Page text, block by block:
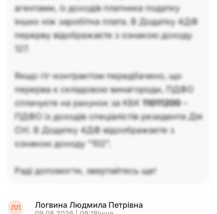
агентами, із доходів платника податку
інших ніж заробітна плата. В Додатку 4ДФ
перерву відображаєте з ознакою доходу
Якщо гіг-контрактом передбачено, що
перерва є складовою винагороди, ПДФО
сплачуєте на рахунок за КБК 11011200–
ПДФО із доходів спеціалістів резидента Дія
Сіті. В Додатку 4ДФ відоображаєте з
ознакою доходу "102".
Раді допомогти, звертайтесь ще!
ЛЛ Логвина Людмила Петрівна